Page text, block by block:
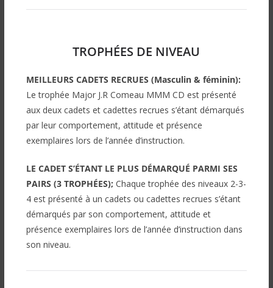
TROPHÉES DE NIVEAU
MEILLEURS CADETS RECRUES (Masculin & féminin):
Le trophée Major J.R Comeau MMM CD est présenté
aux deux cadets et cadettes recrues s’étant démarqués
par leur comportement, attitude et présence
exemplaires lors de l’année d’instruction.
LE CADET S’ÉTANT LE PLUS DÉMARQUÉ PARMI SES
PAIRS (3 TROPHÉES); Chaque trophée des niveaux 2-3-
4 est présenté à un cadets ou cadettes recrues s’étant
démarqués par son comportement, attitude et
présence exemplaires lors de l’année d’instruction dans
son niveau.